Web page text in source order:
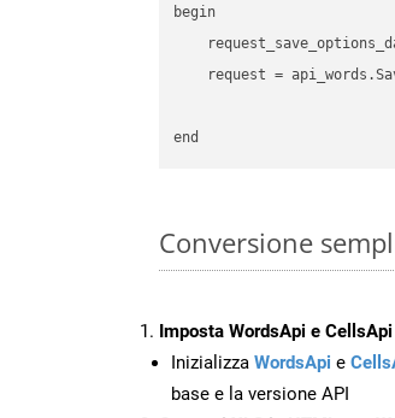
begin
request =
Conversione
Imposta WordsApi e CellsApi
Inizializza WordsApi e
base e la versione API